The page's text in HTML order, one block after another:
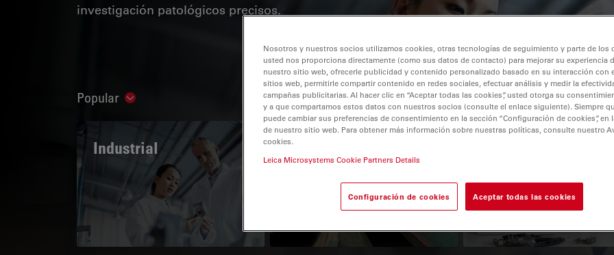
investigación patológicos precisos.
Popular Show subnavigation
Industrial
The Polarization
Microscopy Principle
Selecting a Stereo
Microscope
Nosotros y nuestros socios utilizamos cookies, otras tecnologías de seguimiento y parte de los
usted nos proporciona directamente (como sus datos de contacto) para mejorar su experiencia
nuestro sitio web, ofrecerle publicidad y contenido personalizado basado en su interacción con
sitios web, permitirle compartir contenido en redes sociales, efectuar análisis y medir la
campañas publicitarias. Al hacer clic en “Aceptar todas las cookies”, usted otorga su
y a que compartamos estos datos con nuestros socios (consulte el enlace siguiente). Siempre
puede cambiar sus preferencias de consentimiento en la sección “Configuración de cookies”, en
de nuestro sitio web. Para obtener más información sobre nuestras políticas, consulte nuestro
cookies.
Leica Microsystems Cookie Partners Details
Configuración de cookies Aceptar todas las cookies